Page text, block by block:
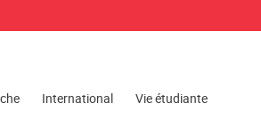
International Vie étudiante